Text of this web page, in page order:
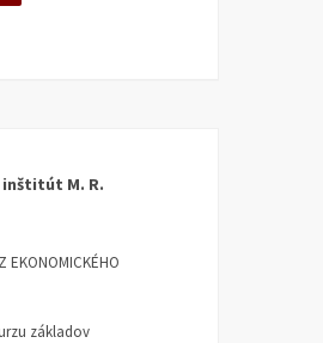
M. R.
EKONOMICKÉHO
základov